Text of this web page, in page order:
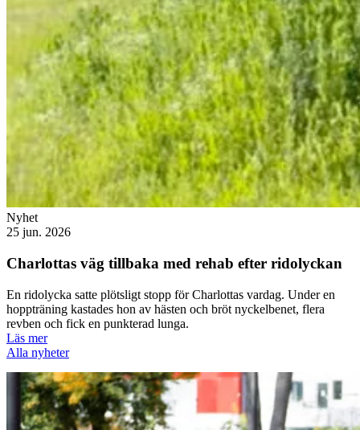
Nyhet
25 jun. 2026
Charlottas väg tillbaka med rehab efter ridolyckan
En ridolycka satte plötsligt stopp för Charlottas vardag. Under en
hoppträning kastades hon av hästen och bröt nyckelbenet, flera
revben och fick en punkterad lunga.
Läs mer
Alla nyheter